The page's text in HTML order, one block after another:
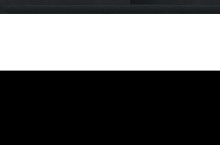
regroupant 8 autres sites (
ainsi que + d'une douzaine de